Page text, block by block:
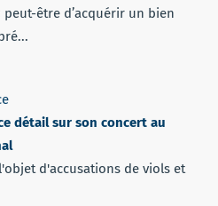
peut-être d’acquérir un bien
détail sur son concert au
d'accusations de viols et